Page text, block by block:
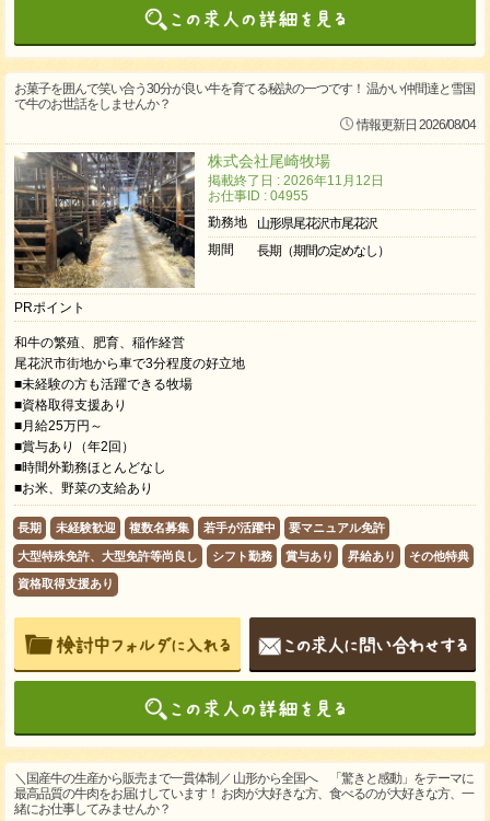
お菓子を囲んで笑い合う30分が良い牛を育てる秘訣の一つです！ 温かい仲間達と雪国
で牛のお世話をしませんか？
情報更新日 2026/08/04
株式会社尾崎牧場
掲載終了日 : 2026年11月12日
お仕事ID : 04955
勤務地
山形県尾花沢市尾花沢
期間
長期（期間の定めなし）
PRポイント
和牛の繁殖、肥育、稲作経営
尾花沢市街地から車で3分程度の好立地
■未経験の方も活躍できる牧場
■資格取得支援あり
■月給25万円～
■賞与あり（年2回）
■時間外勤務ほとんどなし
■お米、野菜の支給あり
長期 未経験歓迎 複数名募集 若手が活躍中 要マニュアル免許
大型特殊免許、大型免許等尚良し シフト勤務 賞与あり 昇給あり その他特典
資格取得支援あり
＼国産牛の生産から販売まで一貫体制／ 山形から全国へ 「驚きと感動」をテーマに
最高品質の牛肉をお届けしています！ お肉が大好きな方、食べるのが大好きな方、一
緒にお仕事してみませんか？